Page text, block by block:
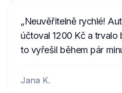
Neuvěřitelně rychlé!
účtoval 1200 Kč a trvalo
to vyřešil během pár
Jana K.